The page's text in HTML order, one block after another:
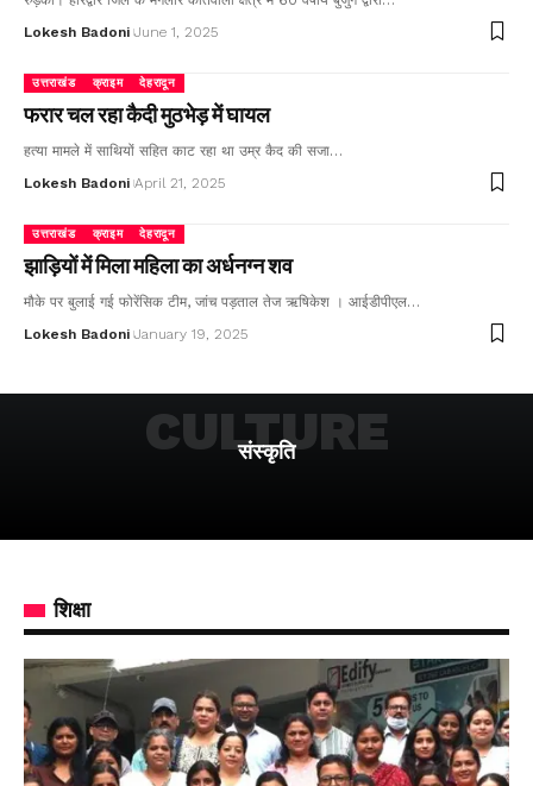
Lokesh Badoni June 1, 2025
उत्तराखंड क्राइम देहरादून
फरार चल रहा कैदी मुठभेड़ में घायल
हत्या मामले में साथियों सहित काट रहा था उम्र कैद की सजा…
Lokesh Badoni April 21, 2025
उत्तराखंड क्राइम देहरादून
झाड़ियों में मिला महिला का अर्धनग्न शव
मौके पर बुलाई गई फोरेंसिक टीम, जांच पड़ताल तेज ऋषिकेश । आईडीपीएल…
Lokesh Badoni January 19, 2025
संस्कृति
CULTURE
शिक्षा